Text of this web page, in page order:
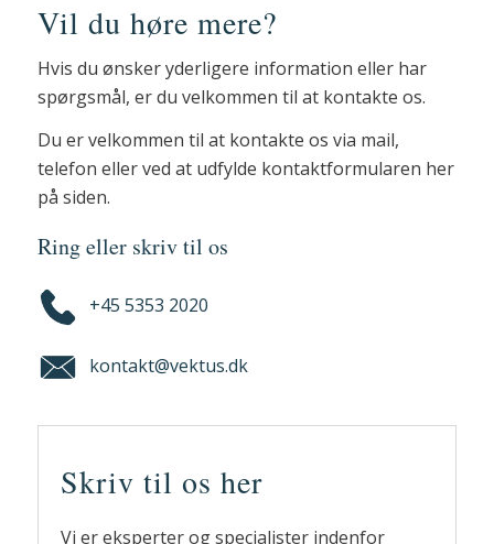
Vil du høre mere?
Hvis du ønsker yderligere information eller har
spørgsmål, er du velkommen til at kontakte os.
Du er velkommen til at kontakte os via mail,
telefon eller ved at udfylde kontaktformularen her
på siden.
Ring eller skriv til os
+45 5353 2020
kontakt@vektus.dk
Skriv til os her
Vi er eksperter og specialister indenfor